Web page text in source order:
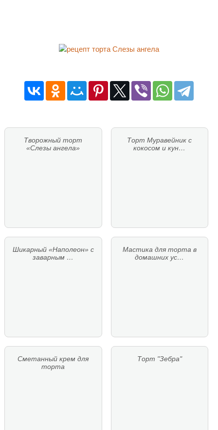
Творожный торт
«Слезы ангела»
Торт Муравейник с
кокосом и кун…
Шикарный «Наполеон» с
заварным …
Мастика для торта в
домашних ус…
Сметанный крем для
торта
Торт "Зебра"